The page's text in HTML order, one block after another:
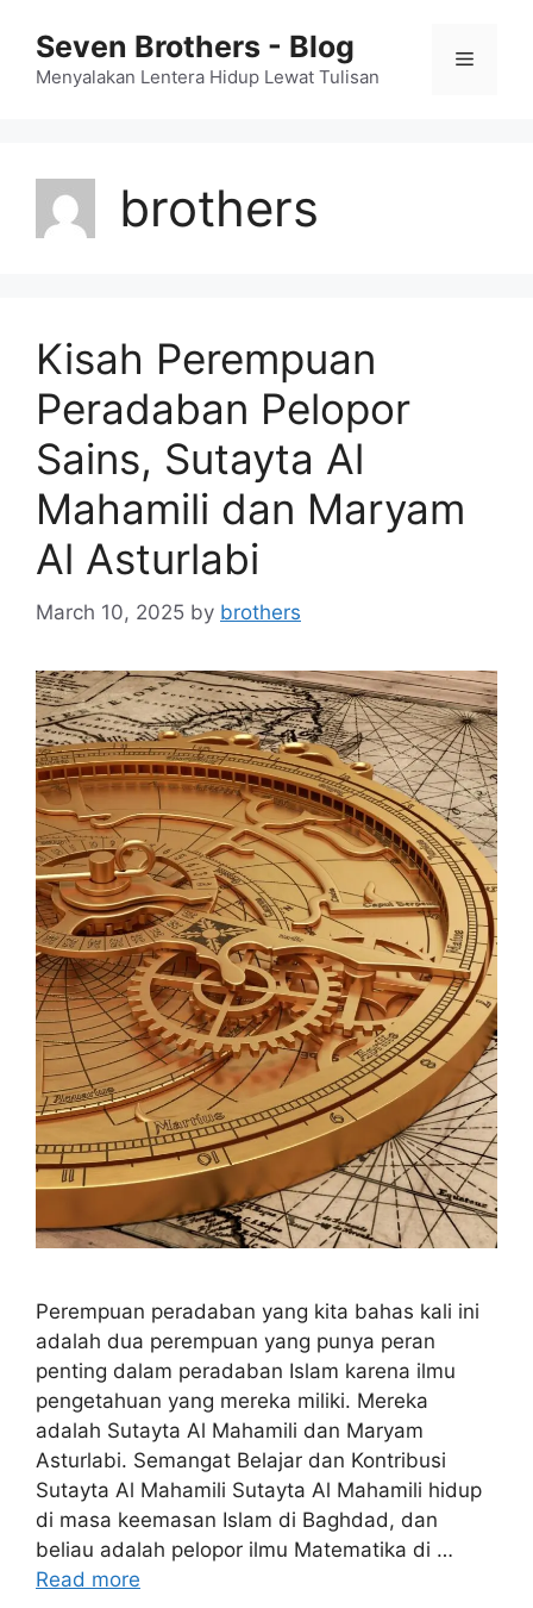
content
Seven Brothers - Blog
Menyalakan Lentera Hidup Lewat Tulisan
Menu
brothers
Kisah Perempuan
Peradaban Pelopor
Sains, Sutayta Al
Mahamili dan Maryam
Al Asturlabi
March 10, 2025 by brothers
Perempuan peradaban yang kita bahas kali ini
adalah dua perempuan yang punya peran
penting dalam peradaban Islam karena ilmu
pengetahuan yang mereka miliki. Mereka
adalah Sutayta Al Mahamili dan Maryam
Asturlabi. Semangat Belajar dan Kontribusi
Sutayta Al Mahamili Sutayta Al Mahamili hidup
di masa keemasan Islam di Baghdad, dan
beliau adalah pelopor ilmu Matematika di …
Read more